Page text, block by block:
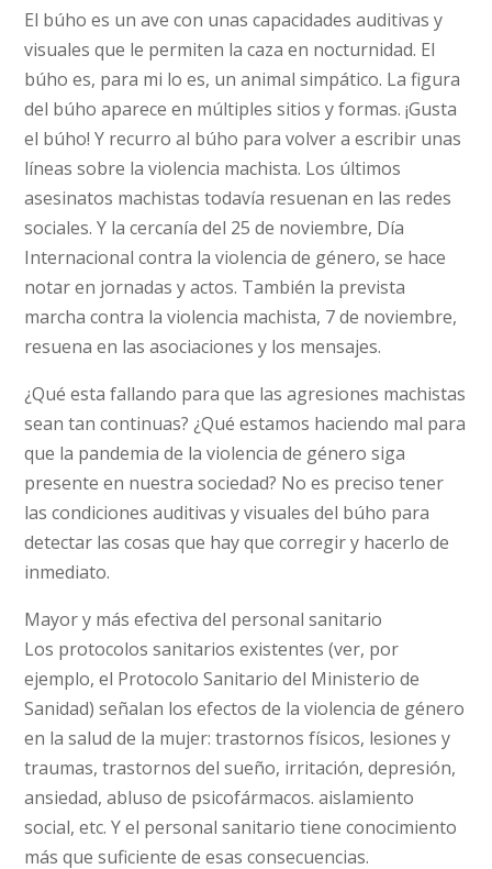
El búho es un ave con unas capacidades auditivas y
visuales que le permiten la caza en nocturnidad. El
búho es, para mi lo es, un animal simpático. La figura
del búho aparece en múltiples sitios y formas. ¡Gusta
el búho! Y recurro al búho para volver a escribir unas
líneas sobre la violencia machista. Los últimos
asesinatos machistas todavía resuenan en las redes
sociales. Y la cercanía del 25 de noviembre, Día
Internacional contra la violencia de género, se hace
notar en jornadas y actos. También la prevista
marcha contra la violencia machista, 7 de noviembre,
resuena en las asociaciones y los mensajes.
¿Qué esta fallando para que las agresiones machistas
sean tan continuas? ¿Qué estamos haciendo mal para
que la pandemia de la violencia de género siga
presente en nuestra sociedad? No es preciso tener
las condiciones auditivas y visuales del búho para
detectar las cosas que hay que corregir y hacerlo de
inmediato.
Mayor y más efectiva del personal sanitario
Los protocolos sanitarios existentes (ver, por
ejemplo, el Protocolo Sanitario del Ministerio de
Sanidad) señalan los efectos de la violencia de género
en la salud de la mujer: trastornos físicos, lesiones y
traumas, trastornos del sueño, irritación, depresión,
ansiedad, abluso de psicofármacos. aislamiento
social, etc. Y el personal sanitario tiene conocimiento
más que suficiente de esas consecuencias.